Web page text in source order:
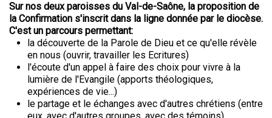
Sur nos deux paroisses du Val-de-Saône, la proposition de
la Confirmation s'inscrit dans la ligne donnée par le diocèse.
C'est un parcours permettant:
la découverte de la Parole de Dieu et ce qu'elle révèle
en nous (ouvrir, travailler les Ecritures)
l'écoute d'un appel à faire des choix pour vivre à la
lumière de l'Evangile (apports théologiques,
expériences de vie...)
le partage et le échanges avec d'autres chrétiens (entre